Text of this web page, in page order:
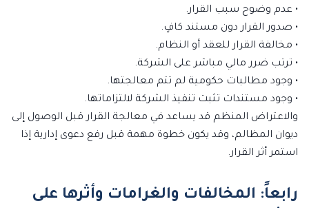
• عدم وضوح سبب القرار.
• صدور القرار دون مستند كافٍ.
• مخالفة القرار للعقد أو النظام.
• ترتب ضرر مالي مباشر على الشركة.
• وجود مطالبات حكومية لم تتم معالجتها.
• وجود مستندات تثبت تنفيذ الشركة لالتزاماتها.
والاعتراض المنظم قد يساعد في معالجة القرار قبل الوصول إلى
ديوان المظالم، وقد يكون خطوة مهمة قبل رفع دعوى إدارية إذا
استمر أثر القرار.
رابعاً: المخالفات والغرامات وأثرها على